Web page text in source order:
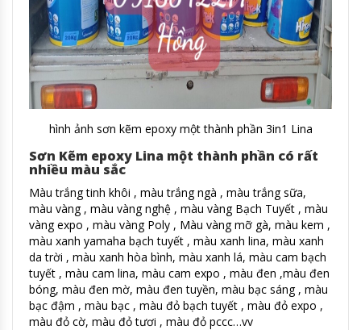
hình ảnh sơn kẽm epoxy một thành phần 3in1 Lina
Sơn Kẽm epoxy Lina một thành phần có rất
nhiều màu sắc
Màu trắng tinh khôi , màu trắng ngà , màu trắng sữa,
màu vàng , màu vàng nghệ , màu vàng Bạch Tuyết , màu
vàng expo , màu vàng Poly , Màu vàng mỡ gà, màu kem ,
màu xanh yamaha bạch tuyết , màu xanh lina, màu xanh
da trời , màu xanh hòa bình, màu xanh lá, màu cam bạch
tuyết , màu cam lina, màu cam expo , màu đen ,màu đen
bóng, màu đen mờ, màu đen tuyền, màu bạc sáng , màu
bạc đậm , màu bạc , màu đỏ bạch tuyết , màu đỏ expo ,
màu đỏ cờ, màu đỏ tươi , màu đỏ pccc…vv